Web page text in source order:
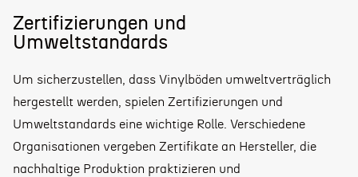
Zertifizierungen und
Umweltstandards
Um sicherzustellen, dass Vinylböden umweltverträglich
hergestellt werden, spielen Zertifizierungen und
Umweltstandards eine wichtige Rolle. Verschiedene
Organisationen vergeben Zertifikate an Hersteller, die
nachhaltige Produktion praktizieren und